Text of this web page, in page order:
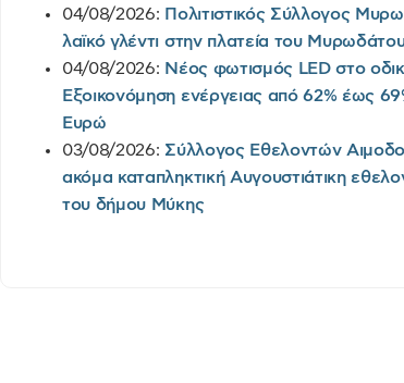
04/08/2026: Πολιτιστικός Σύλλογος
λαϊκό γλέντι στην πλατεία του
04/08/2026: Νέος φωτισμός LED στο
Εξοικονόμηση ενέργειας από 62% έως
Ευρώ
03/08/2026: Σύλλογος Εθελοντών
ακόμα καταπληκτική Αυγουστιάτικη
του δήμου Μύκης